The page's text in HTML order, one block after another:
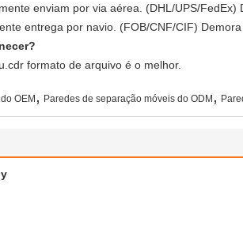
enviam por via aérea. (DHL/UPS/FedEx)
entrega por navio. (FOB/CNF/CIF)
formato de arquivo é o melhor.
OEM , Paredes de separação móveis do ODM ,